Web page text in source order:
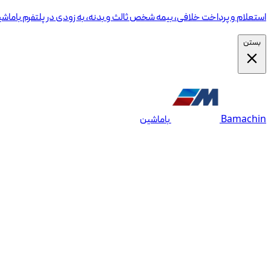
استعلام و پرداخت خلافی، بیمه شخص ثالث و بدنه، به زودی در پلتفرم
بستن
Bamachin باماشین